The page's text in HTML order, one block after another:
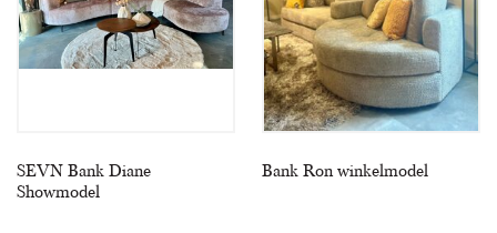
SEVN Bank Diane
Showmodel
Bank Ron winkelmodel